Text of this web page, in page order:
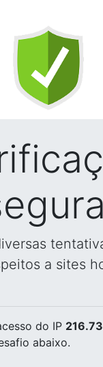
a sites
do IP
abaixo.